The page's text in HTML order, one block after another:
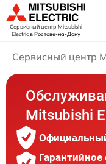
Сервисный центр Mitsubishi
Electricв Ростове-на-Дону
Сервисный центр
Mitsubishi